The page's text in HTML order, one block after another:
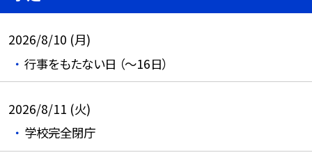
2026/8/10 (月)
行事をもたない日 （～16日）
2026/8/11 (火)
学校完全閉庁